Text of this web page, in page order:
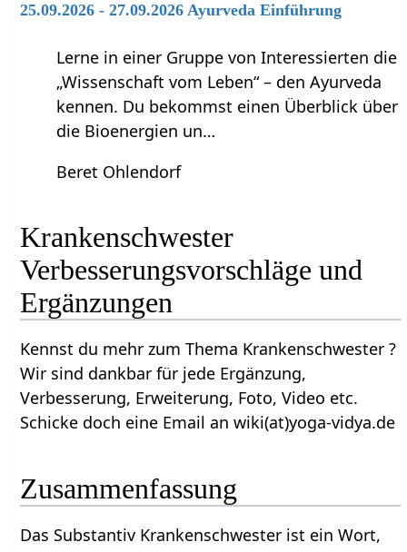
25.09.2026 - 27.09.2026 Ayurveda Einführung
Lerne in einer Gruppe von Interessierten die
„Wissenschaft vom Leben“ – den Ayurveda
kennen. Du bekommst einen Überblick über
die Bioenergien un…
Beret Ohlendorf
Krankenschwester‏‎
Verbesserungsvorschläge und
Ergänzungen
Kennst du mehr zum Thema Krankenschwester‏‎ ?
Wir sind dankbar für jede Ergänzung,
Verbesserung, Erweiterung, Foto, Video etc.
Schicke doch eine Email an wiki(at)yoga-vidya.de
Zusammenfassung
Das Substantiv Krankenschwester‏‎ ist ein Wort,